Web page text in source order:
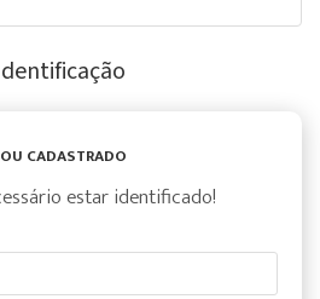
CADASTRADO
estar identificado!